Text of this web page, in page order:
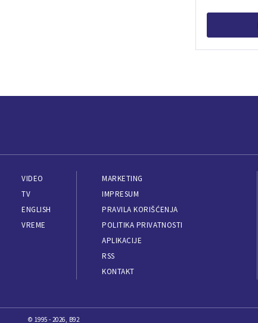
VIDEO
TV
ENGLISH
VREME
MARKETING
IMPRESUM
PRAVILA KORIŠĆENJA
POLITIKA PRIVATNOSTI
APLIKACIJE
RSS
KONTAKT
© 1995 - 2026, B92